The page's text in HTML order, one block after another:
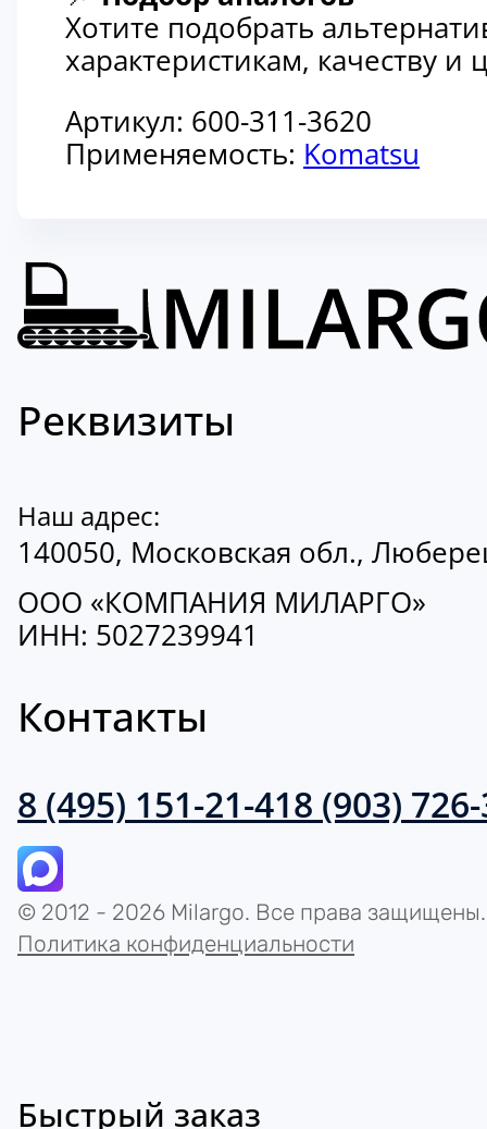
Хотите подобрать
характеристикам, качеству
Артикул: 600-311-3620
Применяемость: Komatsu
Реквизиты
Наш адрес:
140050, Московская обл.,
ООО «КОМПАНИЯ МИЛАРГО»
ИНН: 5027239941
Контакты
8 (495) 151-21-418 (903)
© 2012 - 2026 Milargo. Все права защищены.
Политика конфиденциальности
Быстрый заказ